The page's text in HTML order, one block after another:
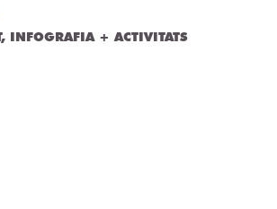
INFOGRAFIA + ACTIVITATS